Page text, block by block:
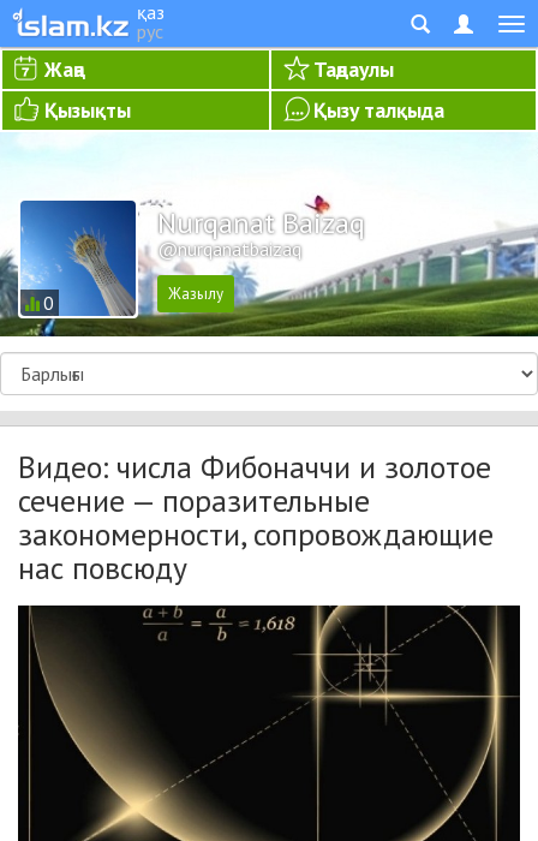
қаз
рус
Жаңа
Таңдаулы
Қызықты
Қызу талқыда
0
Nurqanat Baizaq
@nurqanatbaizaq
Видео: числа Фибоначчи и золотое
сечение — поразительные
закономерности, сопровождающие
нас повсюду